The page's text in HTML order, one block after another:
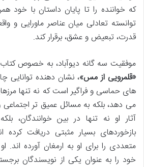
که خواننده را تا پایان داستان با خود
توانسته تعادلی میان عناصر ماورایی و
قدرت، تبعیض و عشق، برقرار کند.
موفقیت سه گانه دیوآباد، به خصوص
«قلمرویی از مس»، نشان دهنده توانایی
های حماسی و فراگیر است که نه تنها
می دهد، بلکه به مسائل عمیق تر
آثار او نه تنها در بین خوانندگان،
بازخوردهای بسیار مثبتی دریافت کرده
متعددی را برای او به ارمغان آورده اند.
خود را به عنوان یکی از نویسندگان